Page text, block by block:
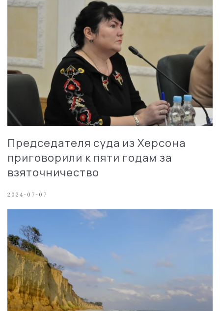
Председателя суда из Херсона
приговорили к пяти годам за
взяточничество
2024-07-07